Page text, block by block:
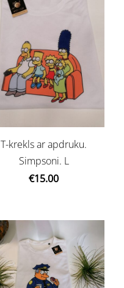
T-krekls ar apdruku.
Simpsoni. L
€15.00